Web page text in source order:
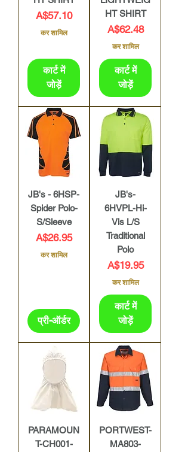
मूल्य
A$57.10
कर शामिल
कार्ट में
जोड़ें
HT SHIRT
मूल्य
A$62.48
कर शामिल
कार्ट में
जोड़ें
JB's - 6HSP-
Spider Polo-
S/Sleeve
मूल्य
A$26.95
कर शामिल
प्री-ऑर्डर
JB's-
6HVPL-Hi-
Vis L/S
Traditional
Polo
मूल्य
A$19.95
कर शामिल
कार्ट में
जोड़ें
PARAMOUN
T-CH001-
PORTWEST-
MA803-